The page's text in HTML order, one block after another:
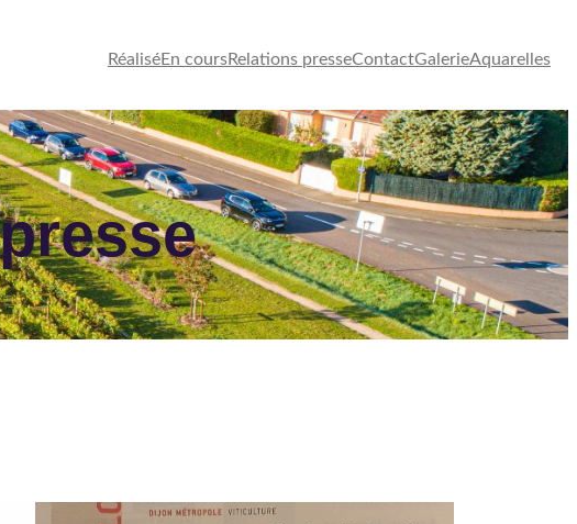
RéaliséEn coursRelations presseContactGalerieAquarelles